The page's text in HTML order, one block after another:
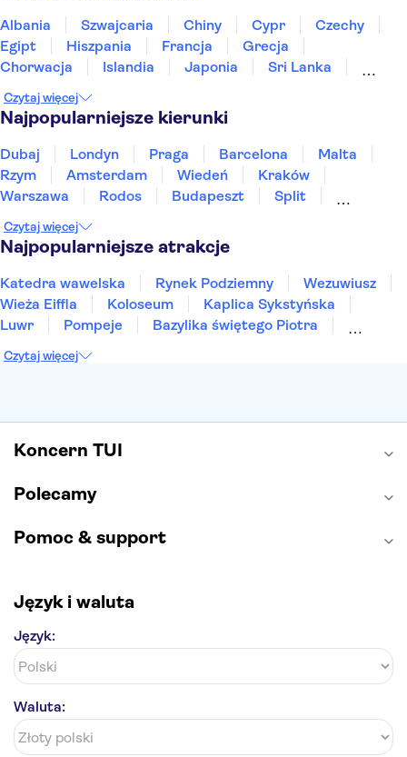
Albania Szwajcaria Chiny Cypr
Czechy
Egipt
Hiszpania Francja
Grecja
Chorwacja
Islandia Japonia
Sri Lanka
Tunezja
Turcja Wietnam
Czytaj więcej
Najpopularniejsze kierunki
Dubaj Londyn Praga Barcelona
Malta
Rzym
Amsterdam Wiedeń
Kraków
Warszawa
Rodos Budapeszt
Split
Sopot
Gdynia Zakopane
Czytaj więcej
Najpopularniejsze atrakcje
Katedra wawelska Rynek Podziemny
Wezuwiusz
Wieża Eiffla
Koloseum
Kaplica Sykstyńska
Luwr
Pompeje
Bazylika świętego Piotra
Etna
Wawel
Czytaj więcej
Koncern TUI
Polecamy
Pomoc & support
Język i waluta
Język:
Waluta: